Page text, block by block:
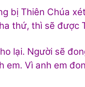
bị Thiên Chúa
thứ, thì sẽ được
lại. Người sẽ
Vì anh em